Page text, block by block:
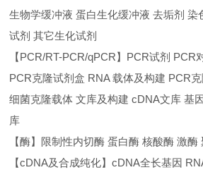
生物学缓冲液 蛋白生化缓冲液 去垢剂 染
试剂 其它生化试剂
【PCR/RT-PCR/qPCR】PCR试剂 PCR
PCR克隆试剂盒 RNA 载体及构建 PCR
细菌克隆载体 文库及构建 cDNA文库 基
库
【酶】限制性内切酶 蛋白酶 核酸酶 激
【cDNA及合成纯化】cDNA全长基因